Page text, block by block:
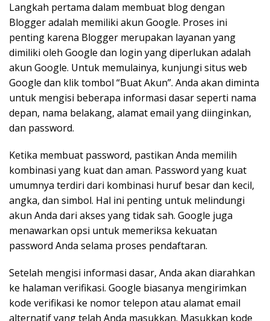
Langkah pertama dalam membuat blog dengan
Blogger adalah memiliki akun Google. Proses ini
penting karena Blogger merupakan layanan yang
dimiliki oleh Google dan login yang diperlukan adalah
akun Google. Untuk memulainya, kunjungi situs web
Google dan klik tombol “Buat Akun”. Anda akan diminta
untuk mengisi beberapa informasi dasar seperti nama
depan, nama belakang, alamat email yang diinginkan,
dan password.
Ketika membuat password, pastikan Anda memilih
kombinasi yang kuat dan aman. Password yang kuat
umumnya terdiri dari kombinasi huruf besar dan kecil,
angka, dan simbol. Hal ini penting untuk melindungi
akun Anda dari akses yang tidak sah. Google juga
menawarkan opsi untuk memeriksa kekuatan
password Anda selama proses pendaftaran.
Setelah mengisi informasi dasar, Anda akan diarahkan
ke halaman verifikasi. Google biasanya mengirimkan
kode verifikasi ke nomor telepon atau alamat email
alternatif yang telah Anda masukkan. Masukkan kode